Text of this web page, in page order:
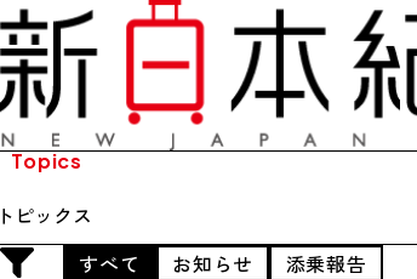
Topics
ピックス
すべて
お知らせ
添乗報告